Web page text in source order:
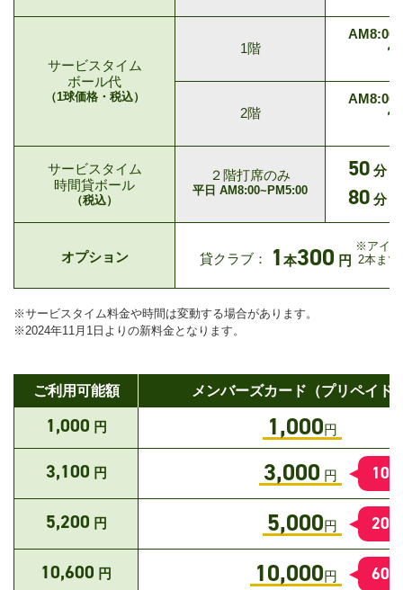
サービスタイム
ボール代
（1球価格・税込）
1階
AM8:00
2階
AM8:00
サービスタイム
時間貸ボール
（税込）
２階打席のみ
平日 AM8:00~PM5:00
50分
80分
オプション 貸クラブ： 1 本300 円
※アイ
2本まで
※サービスタイム料金や時間は変動する場合があります。
※2024年11月1日よりの新料金となります。
ご利用可能額 メンバーズカード（プリペイド
1,000 円 1,000円
3,100 円 3,000 円 100
5,200 円 5,000円 200
10,600 円 10,000円 600